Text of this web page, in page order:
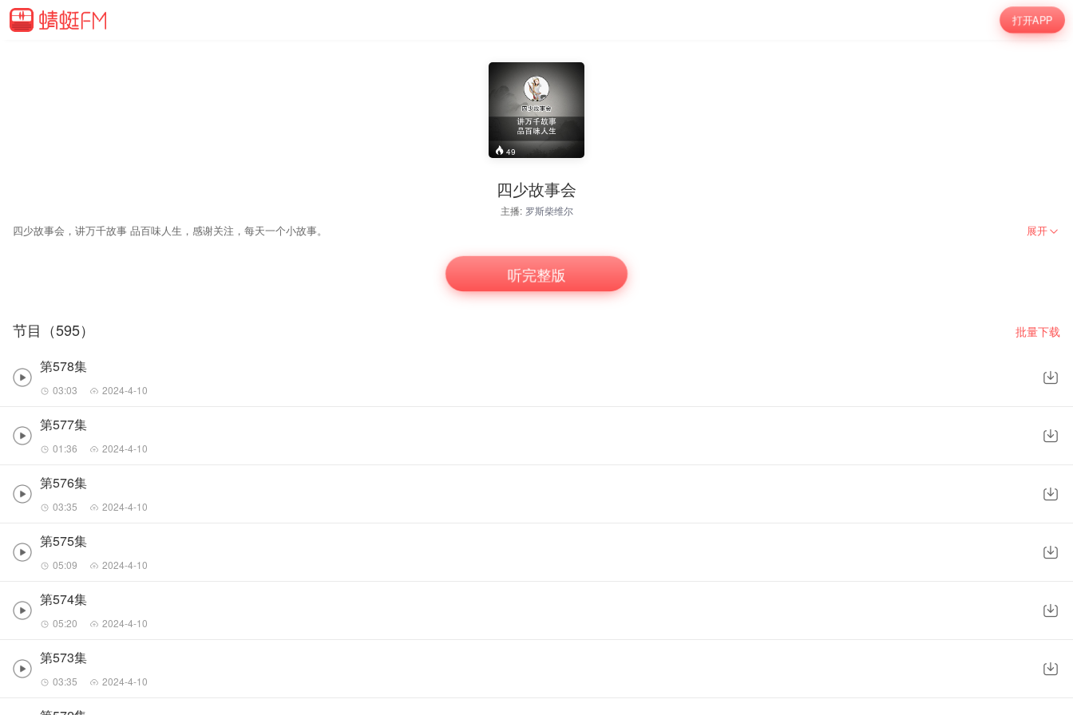
打开APP
49
四少故事会
主播: 罗斯柴维尔
四少故事会，讲万千故事 品百味人生，感谢关注，每天一个小故事。 展开
听完整版
节目（595） 批量下载
第578集
03:03 2024-4-10
第577集
01:36 2024-4-10
第576集
03:35 2024-4-10
第575集
05:09 2024-4-10
第574集
05:20 2024-4-10
第573集
03:35 2024-4-10